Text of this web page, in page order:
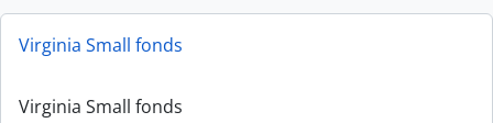
Virginia Small fonds
Virginia Small fonds